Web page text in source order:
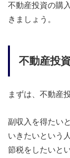
不動産投資の購
きましょう。
不動産投
まずは、不動産
副収入を得たい
いきたいという
節税をしたいと